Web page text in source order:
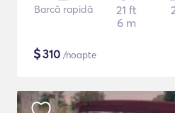
Barcă rapidă
21 ft
6 m
$310 /noapte